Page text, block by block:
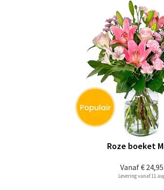
Vanaf€ 24,95
Roze boeket
Levering vanaf 11